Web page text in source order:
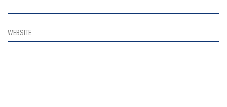
WEBSITE